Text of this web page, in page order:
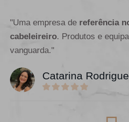
"Uma empresa de referência
cabeleireiro. Produtos e
vanguarda."
Catarina